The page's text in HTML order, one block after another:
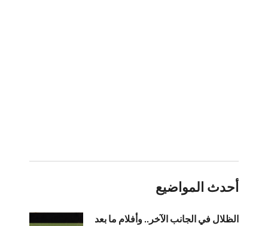
أحدث المواضيع
الظلال في الجانب الآخر.. وأفلام ما بعد